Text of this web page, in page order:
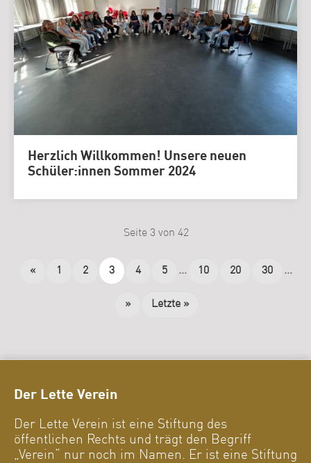
Herzlich Willkommen! Unsere neuen
Schüler:innen Sommer 2024
Seite 3 von 42
« 1 2 3 4 5 ... 10 20 30 ...
» Letzte »
Der Lette Verein
Der Lette Verein ist eine Stiftung des
öffentlichen Rechts und trägt den Begriff
„Verein“ nur noch im Namen. Er ist eine Stiftung